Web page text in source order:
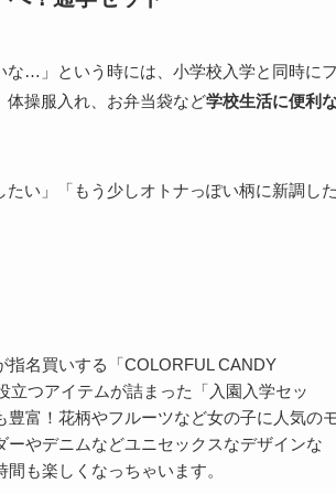
な…」という時には、小学校入学と同時にフ
体操服入れ、お弁当袋など学校生活に便利
い」「もう少しオトナっぽい柄に新調した
指名買いする「COLORFUL CANDY
立つアイテムが詰まった「入園入学セッ
豊富！花柄やフルーツなど女の子に人気の
ーやデニムなどユニセックスなデザインな
間も楽しくなっちゃいます。